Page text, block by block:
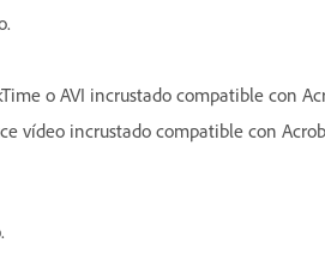
o AVI incrustado compatible con
vídeo incrustado compatible con